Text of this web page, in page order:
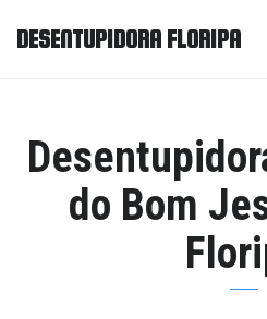
DESENTUPIDORA FLORIPA
do Bom